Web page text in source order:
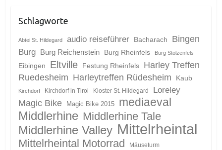
Schlagworte
Abtei St. Hildegard audio reiseführer Bacharach
Bingen
Burg
Burg Reichenstein Burg Rheinfels Burg Stolzenfels
Eibingen Eltville Festung Rheinfels
Harley Treffen
Ruedesheim Harleytreffen Rüdesheim Kaub
Kirchdorf Kirchdorf in Tirol Kloster St. Hildegard Loreley
Magic Bike Magic Bike 2015 mediaeval
Middlerhine Middlerhine Tale
Middlerhine Valley Mittelrheintal
Mittelrheintal Motorrad Mäuseturm